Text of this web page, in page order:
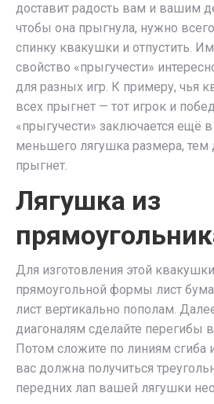
доставит радость вам и вашим
чтобы она прыгнула, нужно
спинку квакушки и отпустить.
свойство «прыгучести»
для разных игр. К примеру, чья
всех прыгнет — тот игрок и
«прыгучести» заключается ещё
меньшего лягушка размера, тем
прыгнет.
Лягушка из
Для изготовления этой
прямоугольной формы лист
лист вертикально пополам.
диагоналям сделайте перегибы
Потом сложите по линиям сгиба
вас должна получиться
передних лап вашей лягушки